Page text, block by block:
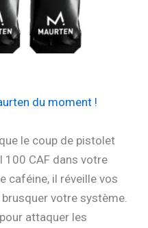
du moment !
le coup de pistolet
100 CAF dans votre
caféine, il réveille vos
votre système.
attaquer les